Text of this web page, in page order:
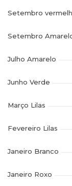
Setembro
Setembro
Julho Amarelo
Junho Verde
Março Lilas
Fevereiro Lilas
Janeiro Branco
Janeiro Roxo